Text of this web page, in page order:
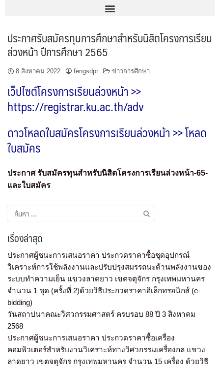
ประกาศรับสมัครทุนการศึกษาสำหรับนิสิตโครงการเรียน
ล่วงหน้า ปีการศึกษา 2565
8 สิงหาคม 2022 fengsdpr ข่าวการศึกษา
เว็ปไซต์โครงการเรียนล่วงหน้า >>
https://registrar.ku.ac.th/adv
ดาวโหลดใบสมัครโครงการเรียนล่วงหน้า >>โหลด
ใบสมัคร
ประกาศ รับสมัครทุนสำหรับนิสิตโครงการเรียนล่วงหน้า-65-
และใบสมัคร
เรื่องล่าสุด
ประกาศผู้ชนะการเสนอราคา ประกวดราคาซื้อชุดอุปกรณ์
วิเคราะห์การใช้พลังงานและปรับปรุงสมรรถนะด้านพลังงานของ
ระบบทำความเย็น แขวงลาดยาว เขตจตุจักร กรุงเทพมหานคร
จำนวน 1 ชุด (ครั้งที่ 2)ด้วยวิธีประกวดราคาอิเล็กทรอนิกส์ (e-
bidding)
วันสถาปนาคณะวิศวกรรมศาสตร์ ครบรอบ 88 ปี 3 สิงหาคม
2568
ประกาศผู้ชนะการเสนอราคา ประกวดราคาซื้อเครื่อง
คอมพิวเตอร์สำหรับงานวิเคราะห์ทางวิศวกรรมเครื่องกล แขวง
ลาดยาว เขตจตุจักร กรุงเทพมหานคร จำนวน 15 เครื่อง ด้วยวิธี